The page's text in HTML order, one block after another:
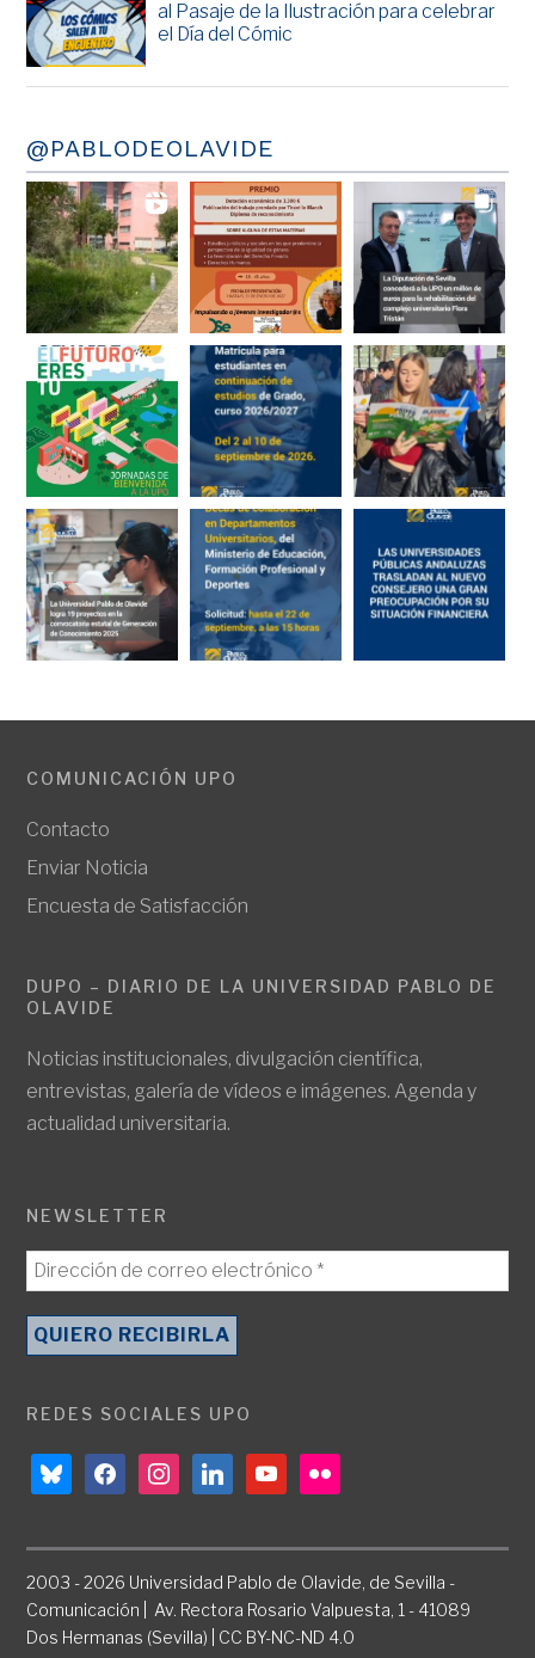
al Pasaje de la Ilustración para celebrar
el Día del Cómic
@PABLODEOLAVIDE
COMUNICACIÓN UPO
Contacto
Enviar Noticia
Encuesta de Satisfacción
DUPO – DIARIO DE LA UNIVERSIDAD PABLO DE
OLAVIDE
Noticias institucionales, divulgación científica,
entrevistas, galería de vídeos e imágenes. Agenda y
actualidad universitaria.
NEWSLETTER
REDES SOCIALES UPO
blueskyfacebookinstagramlinkedinyoutubeflickr
2003 - 2026 Universidad Pablo de Olavide, de Sevilla -
Comunicación | Av. Rectora Rosario Valpuesta, 1 - 41089
Dos Hermanas (Sevilla) | CC BY-NC-ND 4.0